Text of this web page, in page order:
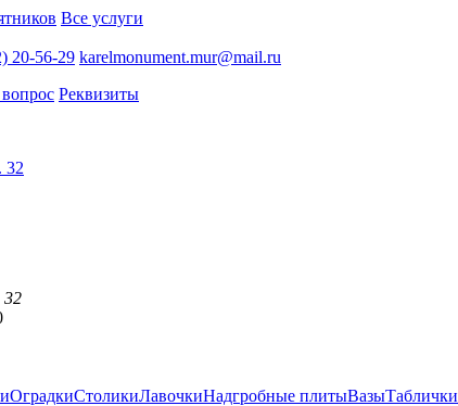
Все услуги
20-56-29 karelmonument.mur@mail.ru
вопрос Реквизиты
32
32
ОградкиСтоликиЛавочкиНадгробные плитыВазыТаблички